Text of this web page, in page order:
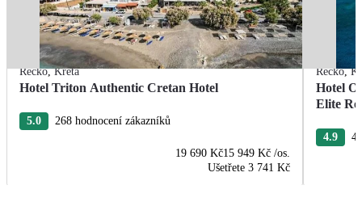
Řecko,Kréta
Hotel Triton Authentic Cretan Hotel
5.0 268 hodnocení zákazníků
19 690 Kč15 949 Kč /os.
Ušetřete 3 741 Kč
Řecko,
Hotel
Elite
4.9